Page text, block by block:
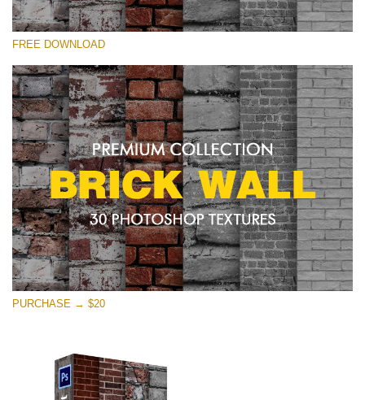
Xin hãy lựa chọn
Brick Wall
(30 Textures)
Large 6000*4000px
Entire Collection
(1783 Overlays)
Large 6000*4000px
Tải xuống miễn phí
FREE DOWNLOAD
PURCHASE → $20